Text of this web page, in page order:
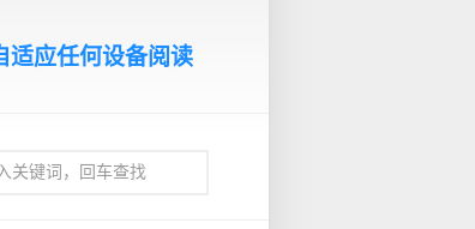
适应任何设备阅读